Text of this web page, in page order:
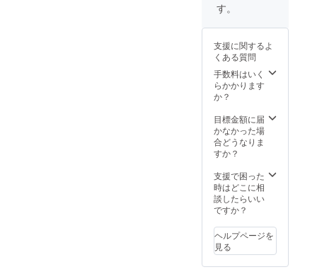
護市民
ホール
コン
クール
で演奏
するア
ブルも
披露し
ます♪ ※
当日は
場にお
越しく
ださい
※定期演
お越し
いただ
けない
方に
す。
支援に関するよ
くある質問
手数料はいく
らかかります
か？
目標金額に届
かなかった場
合どうなりま
すか？
支援で困った
時はどこに相
談したらいい
ですか？
ヘルプページを
見る